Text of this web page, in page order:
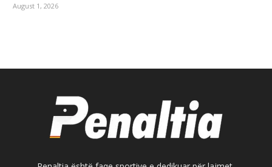
August 1, 2026